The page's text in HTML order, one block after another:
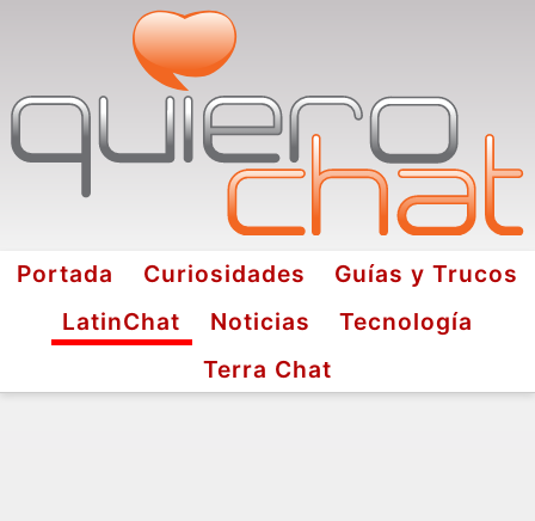
Portada Curiosidades
Guías y Trucos
LatinChat
Noticias
Tecnología
Terra Chat